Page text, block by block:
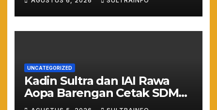
Asta Cita Prabowo
UNCATEGORIZED
Kadin Sultra dan IAI Rawa
Aopa Barengan Cetak SDM
Siap Kerja dan Wirausaha